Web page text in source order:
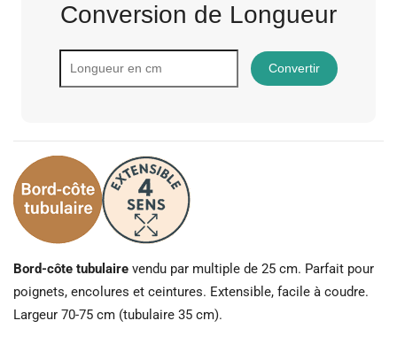
Conversion de Longueur
Convertir
Bord-côte tubulaire vendu par multiple de 25 cm. Parfait pour
poignets, encolures et ceintures. Extensible, facile à coudre.
Largeur 70-75 cm (tubulaire 35 cm).